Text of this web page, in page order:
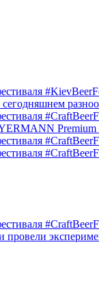
провели